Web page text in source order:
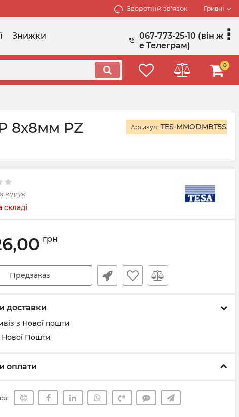
Зворотній зв'язок Гривні
Знижки
067-773-25-10 (він ж
е Телеграм)
0
8x8мм PZ
Артикул: TES-MMODMBT5SAT
відгук
грн
Предзаказ
доставки
з Нової пошти
Пошти
оплати